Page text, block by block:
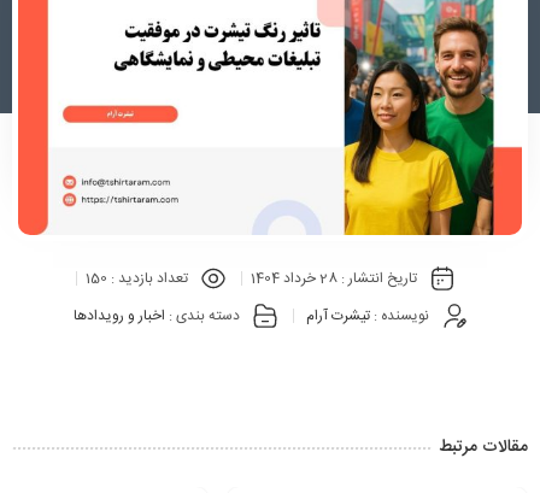
تاریخ انتشار :28 خرداد 1404 تعداد بازدید : 150
نویسنده :تیشرت آرام دسته بندی : اخبار و رویدادها
مقالات مرتبط